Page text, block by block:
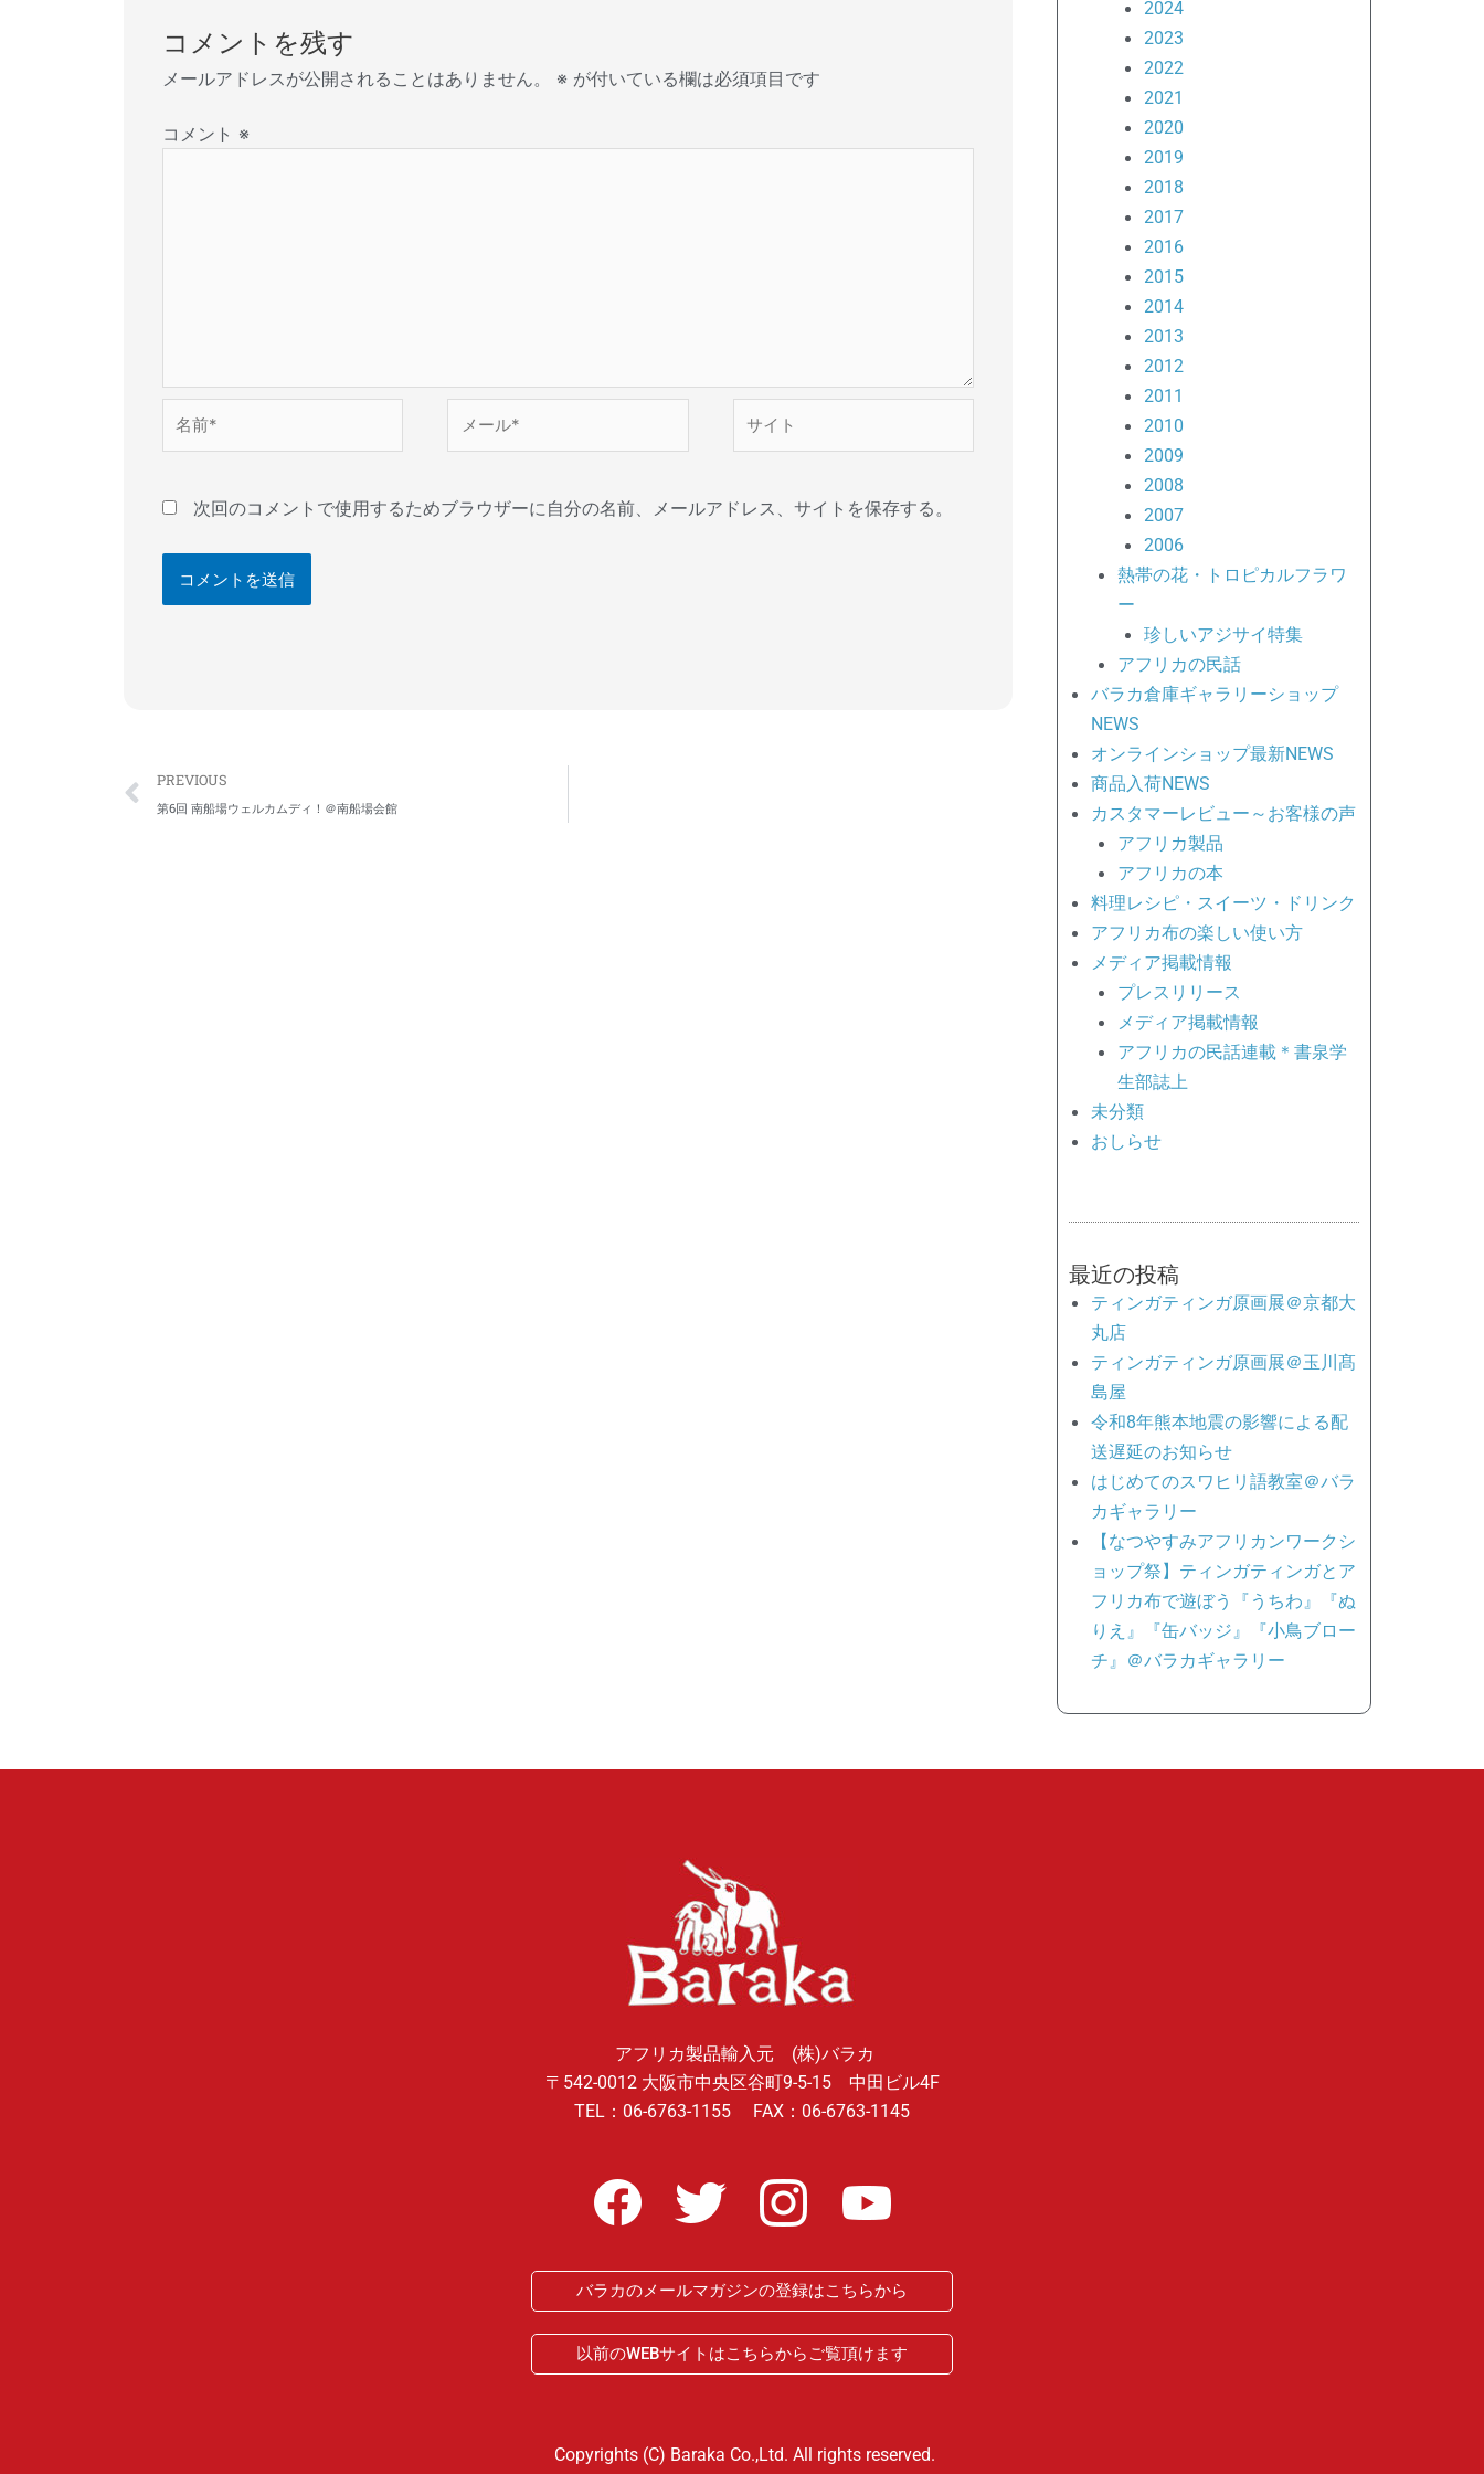
コメントを残す
メールアドレスが公開されることはありません。 ※ が付いている欄は必須項目です
コメント ※
*
次回のコメントで使用するためブラウザーに自分の名前、メールアドレス、サイトを保存する。
Prev
PREVIOUS
第6回 南船場ウェルカムディ！＠南船場会館
2024
2023
2022
2021
2020
2019
2018
2017
2016
2015
2014
2013
2012
2011
2010
2009
2008
2007
2006
熱帯の花・トロピカルフラワ
ー
珍しいアジサイ特集
アフリカの民話
バラカ倉庫ギャラリーショップ
NEWS
オンラインショップ最新NEWS
商品入荷NEWS
カスタマーレビュー～お客様の声
アフリカ製品
アフリカの本
料理レシピ・スイーツ・ドリンク
アフリカ布の楽しい使い方
メディア掲載情報
プレスリリース
メディア掲載情報
アフリカの民話連載＊書泉学
生部誌上
未分類
おしらせ
最近の投稿
ティンガティンガ原画展＠京都大
丸店
ティンガティンガ原画展＠玉川髙
島屋
令和8年熊本地震の影響による配
送遅延のお知らせ
はじめてのスワヒリ語教室＠バラ
カギャラリー
【なつやすみアフリカンワークシ
ョップ祭】ティンガティンガとア
フリカ布で遊ぼう『うちわ』『ぬ
りえ』『缶バッジ』『小鳥ブロー
チ』＠バラカギャラリー
アフリカ製品輸入元 (株)バラカ
〒542-0012 大阪市中央区谷町9-5-15 中田ビル4F
TEL：06-6763-1155 FAX：06-6763-1145
バラカのメールマガジンの登録はこちらから
以前のWEBサイトはこちらからご覧頂けます
Copyrights (C) Baraka Co.,Ltd. All rights reserved.